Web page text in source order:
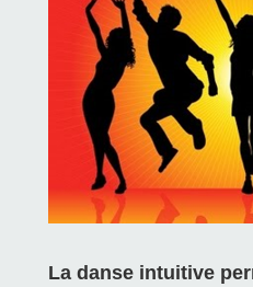
La danse intuitive